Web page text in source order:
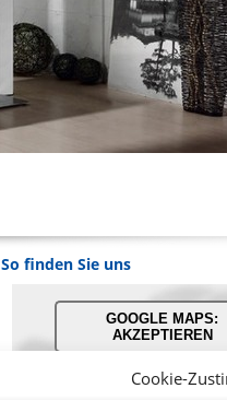
Cookie-
So finden Sie uns
GOOGLE MAPS:
AKZEPTIEREN
Anbieter: Google Ireland